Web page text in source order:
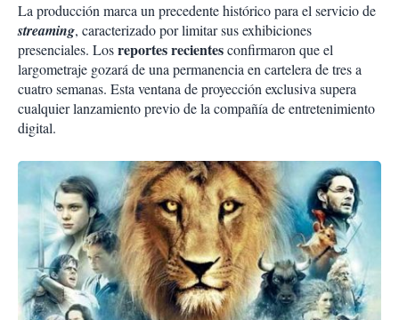
La producción marca un precedente histórico para el servicio de
streaming, caracterizado por limitar sus exhibiciones
presenciales. Losreportes recientesconfirmaron que el
largometraje gozará de una permanencia en cartelera de tres a
cuatro semanas. Esta ventana de proyección exclusiva supera
cualquier lanzamiento previo de la compañía de entretenimiento
digital.